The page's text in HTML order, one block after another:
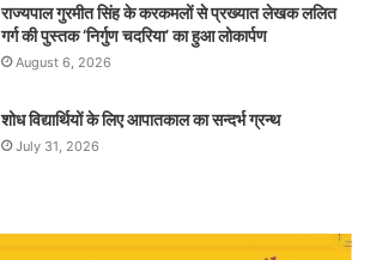
राज्यपाल गुरमीत सिंह के करकमलों से प्रख्यात लेखक ललित
गर्ग की पुस्तक ‘निर्गुण चदरिया’ का हुआ लोकार्पण
August 6, 2026
शोध विद्यार्थियों के लिए आपातकाल का सन्दर्भ ग्रन्थ
July 31, 2026